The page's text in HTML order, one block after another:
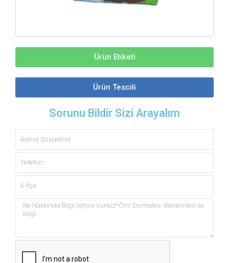
Ürün Etiketi
Ürün Tescili
Sorunu Bildir Sizi Arayalım
Adınız
Soyadınız
Telefon
İlçe
Açıklama